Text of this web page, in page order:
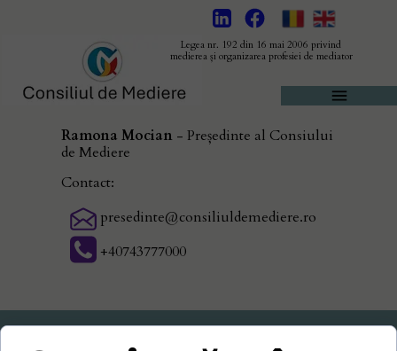
Legea nr. 192 din 16 mai 2006 privind
medierea și organizarea profesiei de mediator
Contact:
presedinte@consiliuldemediere.ro
+40743777000
Ramona Mocian - Președinte al Consiului
de Mediere